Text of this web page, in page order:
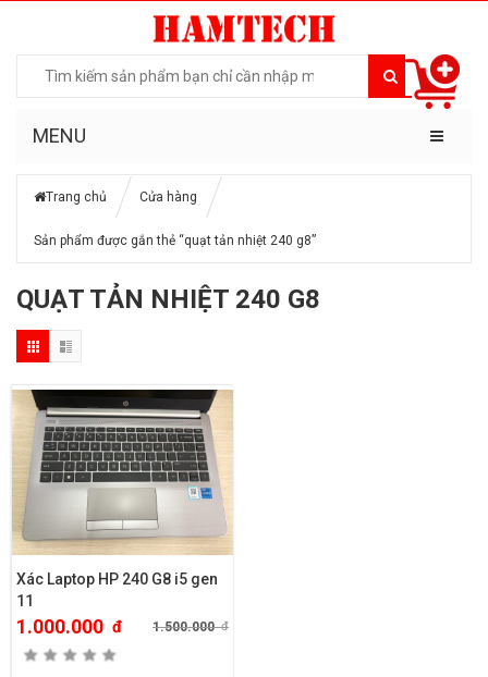
MENU
Trang chủ Cửa hàng
Sản phẩm được gắn thẻ “quạt tản nhiệt 240 g8”
QUẠT TẢN NHIỆT 240 G8
Xác Laptop HP 240 G8 i5 gen
11
1.000.000 đ 1.500.000đ